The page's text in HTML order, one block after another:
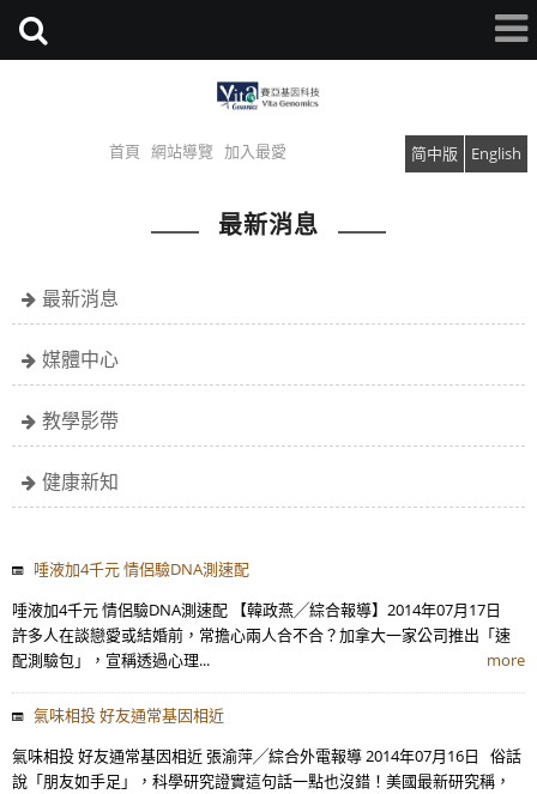
首頁 網站導覽 加入最愛 简中版 English
最新消息
最新消息
媒體中心
教學影帶
健康新知
唾液加4千元 情侶驗DNA測速配
唾液加4千元 情侶驗DNA測速配 【韓政燕╱綜合報導】2014年07月17日
許多人在談戀愛或結婚前，常擔心兩人合不合？加拿大一家公司推出「速
配測驗包」，宣稱透過心理...
more
氣味相投 好友通常基因相近
氣味相投 好友通常基因相近 張渝萍╱綜合外電報導 2014年07月16日 俗話
說「朋友如手足」，科學研究證實這句話一點也沒錯！美國最新研究稱，